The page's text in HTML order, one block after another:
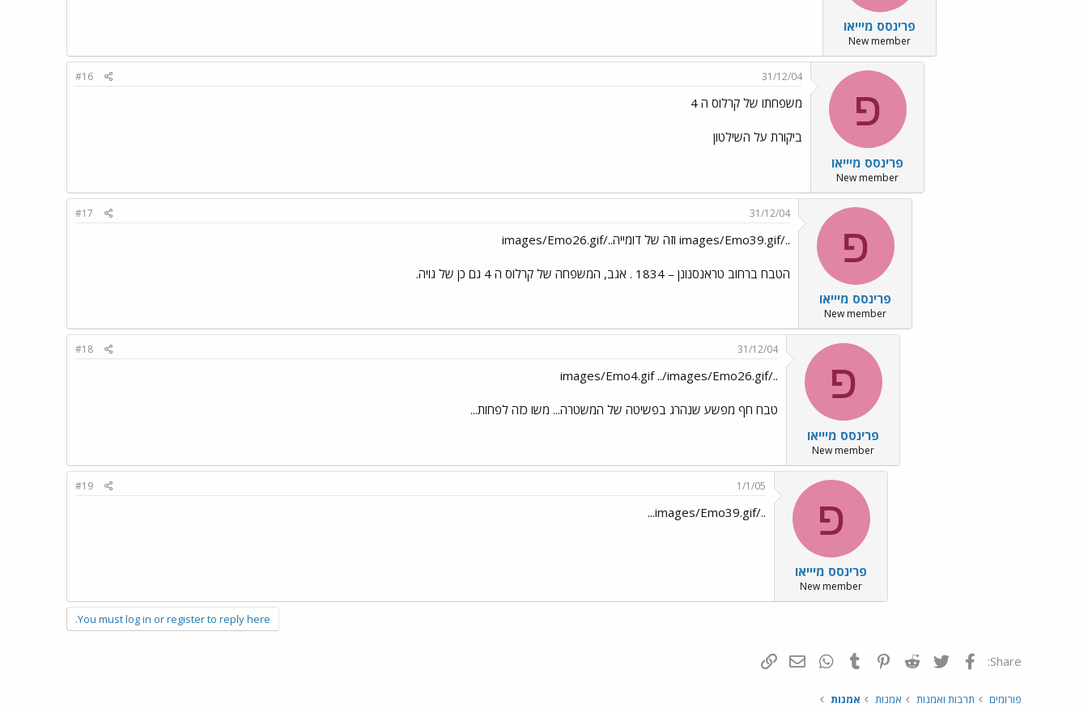
פרינסס מיייאו
New member
פ
פרינסס מיייאו
New member
31/12/04
#16
משפחתו של קרלוס ה 4
ביקורת על השילטון
פ
פרינסס מיייאו
New member
31/12/04
#17
../images/Emo39.gif וזה של דומייה../images/Emo26.gif
הטבח ברחוב טראנסנונן – 1834 . אגב, המשפחה של קרלוס ה 4 גם כן של גויה.
פ
פרינסס מיייאו
New member
31/12/04
#18
../images/Emo4.gif ../images/Emo26.gif
טבח חף מפשע שנהרג בפשיטה של המשטרה... משו כזה לפחות...
פ
פרינסס מיייאו
New member
1/1/05
#19
../images/Emo39.gif...
You must log in or register to reply here.
Share: פייסבוק Twitter
Reddit
Pinterest
Tumblr
WhatsAppדואר אלקטרוני
פורומים תרבות ואמנות אמנות אמנות